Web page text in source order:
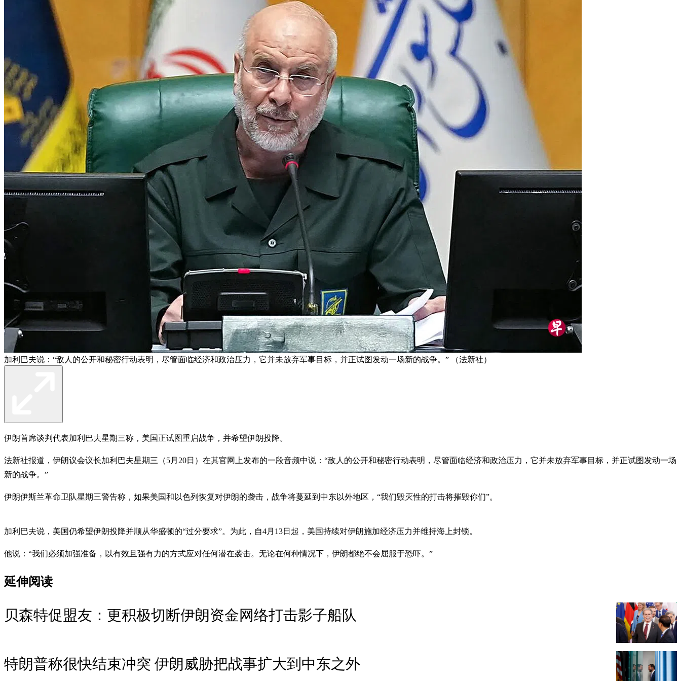
加利巴夫说：“敌人的公开和秘密行动表明，尽管面临经济和政治压力，它并未放弃军事目标，并正试图发动一场新的战争。” （法新社）
伊朗首席谈判代表加利巴夫星期三称，美国正试图重启战争，并希望伊朗投降。
法新社报道，伊朗议会议长加利巴夫星期三（5月20日）在其官网上发布的一段音频中说：“敌人的公开和秘密行动表明，尽管面临经济和政治压力，它并未放弃军事目标，并正试图发动一场
新的战争。”
伊朗伊斯兰革命卫队星期三警告称，如果美国和以色列恢复对伊朗的袭击，战争将蔓延到中东以外地区，“我们毁灭性的打击将摧毁你们”。
加利巴夫说，美国仍希望伊朗投降并顺从华盛顿的“过分要求”。为此，自4月13日起，美国持续对伊朗施加经济压力并维持海上封锁。
他说：“我们必须加强准备，以有效且强有力的方式应对任何潜在袭击。无论在何种情况下，伊朗都绝不会屈服于恐吓。”
延伸阅读
贝森特促盟友：更积极切断伊朗资金网络打击影子船队
特朗普称很快结束冲突 伊朗威胁把战事扩大到中东之外